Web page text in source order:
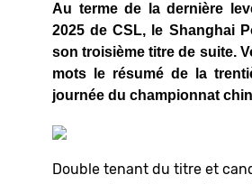
Au terme de la dernière
2025 de CSL, le Shanghai
son troisième titre de suite.
mots le résumé de la
journée du championnat
Double tenant du titre et